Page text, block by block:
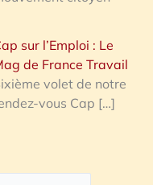
sur l’Emploi : Le
de France Travail
volet de notre
vous Cap […]